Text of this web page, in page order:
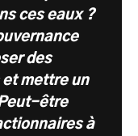
ces eaux ?
des
mettre un
être
à